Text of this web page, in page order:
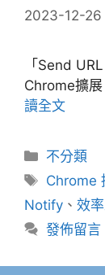
2023-12-26
「Send
Chrome擴
讀全文
分
類
不分類
標
籤
Chrome
Notify 、 效
發佈留言